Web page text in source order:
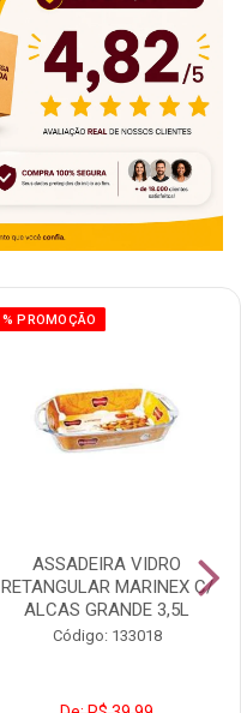
% PROMOÇÃO
ASSADEIRA VIDRO
RETANGULAR MARINEX C/
ALCAS GRANDE 3,5L
Código: 133018